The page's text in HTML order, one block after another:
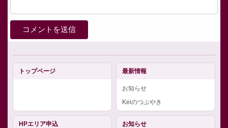
トップページ 最新情報
お知らせ
Keiのつぶやき
HPエリア申込 お知らせ